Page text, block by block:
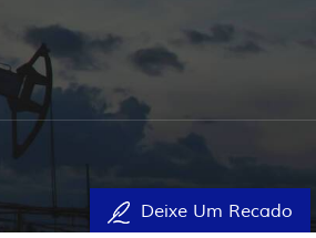
Deixe Um Recado